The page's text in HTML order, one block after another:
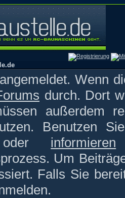
Wenn
durch. Dort
außerdem
Benutzen
oder informieren
Um
Falls Sie